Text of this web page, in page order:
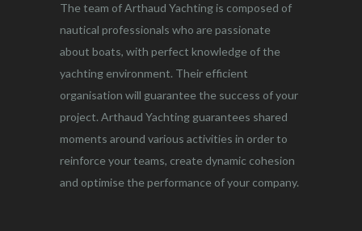
The team of Arthaud Yachting is composed of
nautical professionals who are passionate
about boats, with perfect knowledge of the
yachting environment. Their efficient
organisation will guarantee the success of your
project. Arthaud Yachting guarantees shared
moments around various activities in order to
reinforce your teams, create dynamic cohesion
and optimise the performance of your company.